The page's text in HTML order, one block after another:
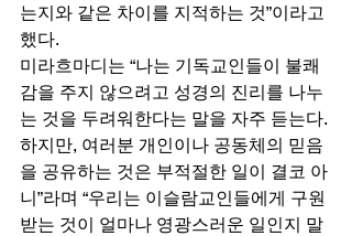
는지와 같은 차이를 지적하는 것”이라고
했다.
미라흐마디는 “나는 기독교인들이 불쾌
감을 주지 않으려고 성경의 진리를 나누
는 것을 두려워한다는 말을 자주 듣는다.
하지만, 여러분 개인이나 공동체의 믿음
을 공유하는 것은 부적절한 일이 결코 아
니”라며 “우리는 이슬람교인들에게 구원
받는 것이 얼마나 영광스러운 일인지 말